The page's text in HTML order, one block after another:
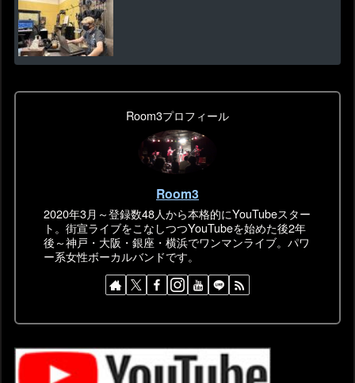
Room3プロフィール
Room3
2020年3月～登録数48人から本格的にYouTubeスター
ト。街宣ライブをこなしつつYouTubeを始めた後2年
後～神戸・大阪・銀座・横浜でワンマンライブ。パワ
ー系女性ボーカルバンドです。